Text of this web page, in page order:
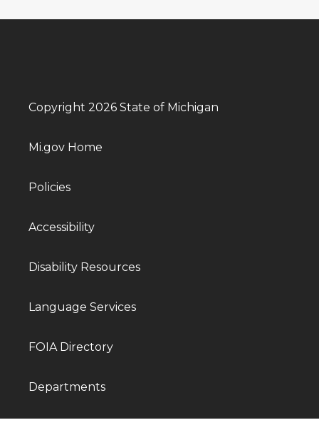
Copyright 2026 State of Michigan
Mi.gov Home
Policies
Accessibility
Disability Resources
Language Services
FOIA Directory
Departments